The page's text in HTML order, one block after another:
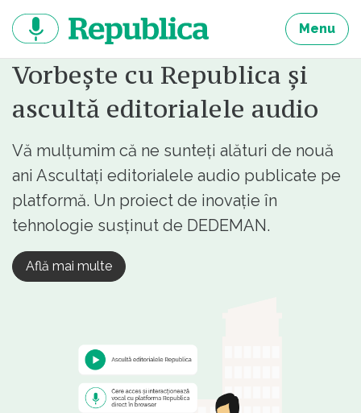
continut
Menu
Vorbește cu Republica și
ascultă editorialele audio
Vă mulțumim că ne sunteți alături de nouă
ani Ascultați editorialele audio publicate pe
platformă. Un proiect de inovație în
tehnologie susținut de DEDEMAN.
Află mai multe